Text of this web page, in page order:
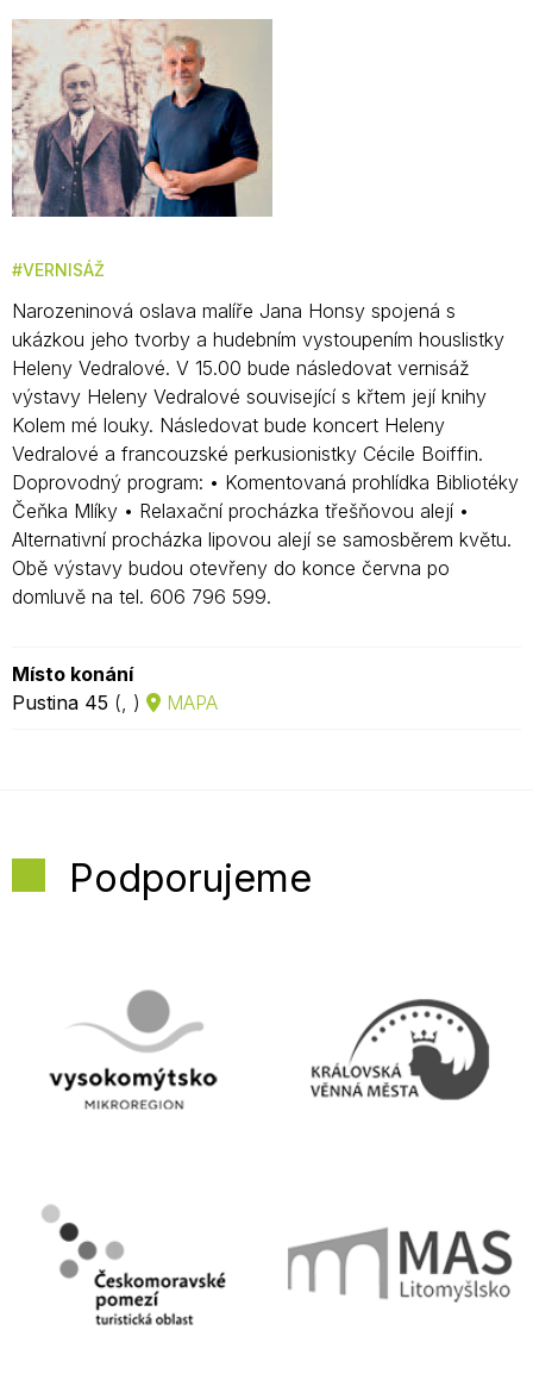
VERNISÁŽ
Narozeninová oslava malíře Jana Honsy spojená s
ukázkou jeho tvorby a hudebním vystoupením houslistky
Heleny Vedralové. V 15.00 bude následovat vernisáž
výstavy Heleny Vedralové související s křtem její knihy
Kolem mé louky. Následovat bude koncert Heleny
Vedralové a francouzské perkusionistky Cécile Boiffin.
Doprovodný program: • Komentovaná prohlídka Bibliotéky
Čeňka Mlíky • Relaxační procházka třešňovou alejí •
Alternativní procházka lipovou alejí se samosběrem květu.
Obě výstavy budou otevřeny do konce června po
domluvě na tel. 606 796 599.
Místo konání
Pustina 45 (, ) MAPA
Podporujeme